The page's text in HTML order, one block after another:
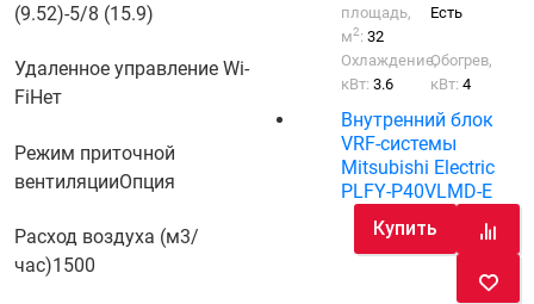
(9.52)-5/8 (15.9)
Удаленное управление Wi-
FiНет
Режим приточной
вентиляцииОпция
Расход воздуха (м3/
час)1500
площадь,
м2:32
Есть
Охлаждение,
кВт:3.6
Обогрев,
кВт:4
Внутренний блок
VRF-системы
Mitsubishi Electric
PLFY-P40VLMD-E
Купить